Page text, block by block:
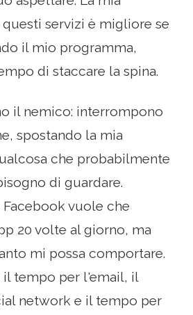
servizi è migliore se
il mio programma,
di staccare la spina.
il nemico: interrompono
spostando la mia
che probabilmente
di guardare.
vuole che
20 volte al giorno, ma
mi possa comportare.
tempo per l'email, il
network e il tempo per